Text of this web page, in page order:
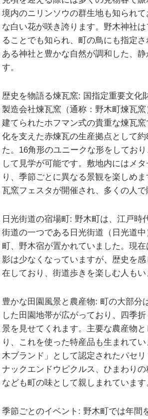
境内のニリンソウの群生地も知られ
な白い花が咲き誇ります。野木神社
ることでも知られ、町の鳥にも指定
ある神社と豊かな自然が調和した、
す。
歴史を物語る煉瓦窯: 国指定重要文化
製造会社煉瓦窯（通称：野木町煉瓦
建てられたホフマン式の貴重な煉瓦
化を支えた赤煉瓦の生産拠点として
た。16角形のユニークな形をしてお
して見学が可能です。敷地内にはメ
り、季節ごとに異なる景観を楽しめ
瓦窯フェスタが開催され、多くの人で
日光街道の宿場町: 野木町は、江戸時
街道の一つである日光街道（日光道
町、野木宿が置かれていました。現
影は少なくなっていますが、歴史を
在しており、街道歩きを楽しむ人もい
豊かな田園風景と農産物: 町の大部分
した田園地帯が広がっており、四季
景を見せてくれます。主要な農産物
り、これを使った特産品も生まれて
木ブランド」として認定されたパセ
ナックエンドウピクルス、ひまわり
なども町の味として親しまれています
季節ごとのイベント: 野木町では年間